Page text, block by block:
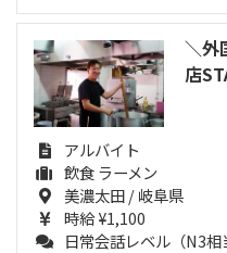
＼外
店
アルバイト
飲食 ラーメン
美濃太田 / 岐阜県
時給 ¥1,100
日常会話レベル（N3相